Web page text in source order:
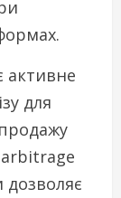
активне
для
arbitrage